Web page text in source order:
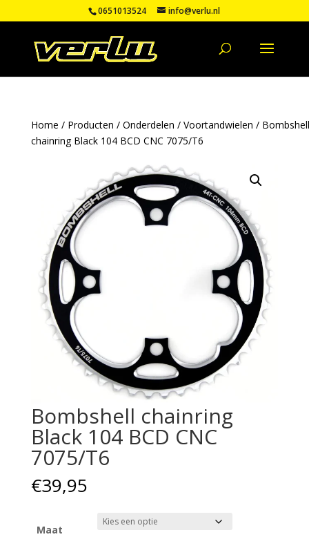
0651013524 info@verlu.nl
Home / Producten / Onderdelen / Voortandwielen / Bombshell
chainring Black 104 BCD CNC 7075/T6
Bombshell chainring
Black 104 BCD CNC
7075/T6
€39,95
Maat